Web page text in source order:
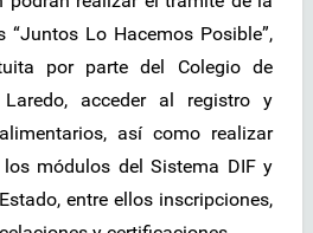
“Juntos Lo Hacemos Posible”,
por parte del Colegio de
acceder al registro y
así como realizar
módulos del Sistema DIF y
entre ellos inscripciones,